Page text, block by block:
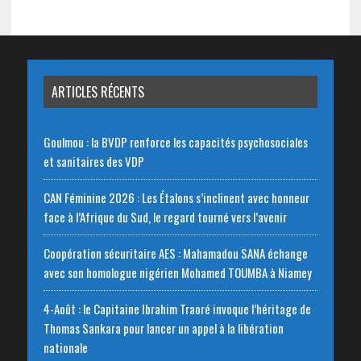
ARTICLES RÉCENTS
Goulmou : la BVDP renforce les capacités psychosociales
et sanitaires des VDP
CAN Féminine 2026 : Les Étalons s’inclinent avec honneur
face à l’Afrique du Sud, le regard tourné vers l’avenir
Coopération sécuritaire AES : Mahamadou SANA échange
avec son homologue nigérien Mohamed TOUMBA à Niamey
4-Août : le Capitaine Ibrahim Traoré invoque l’héritage de
Thomas Sankara pour lancer un appel à la libération
nationale